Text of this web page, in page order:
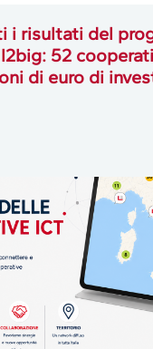
i risultati del
52
di euro di